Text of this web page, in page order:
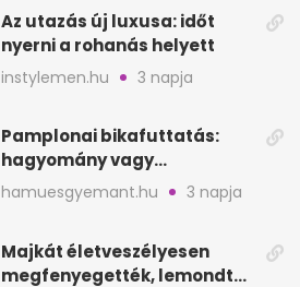
Az utazás új luxusa: időt
nyerni a rohanás helyett
instylemen.hu 3 napja
Pamplonai bikafuttatás:
hagyomány vagy
értelmetlen vérontás?
hamuesgyemant.hu 3 napja
Majkát életveszélyesen
megfenyegették, lemondta